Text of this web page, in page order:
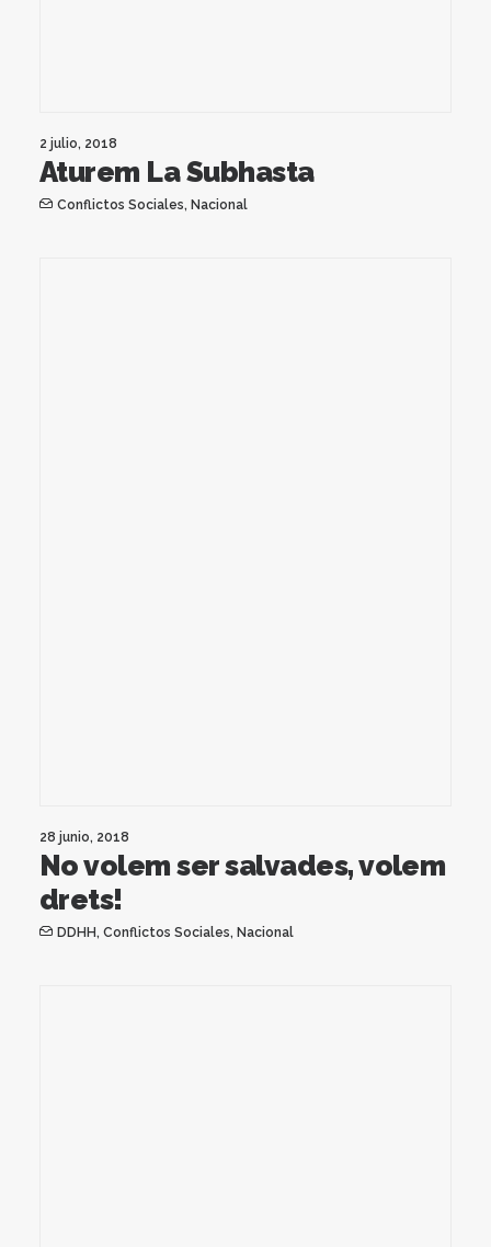
2 julio, 2018
Aturem La Subhasta
Conflictos Sociales, Nacional
28 junio, 2018
No volem ser salvades, volem
drets!
DDHH, Conflictos Sociales, Nacional